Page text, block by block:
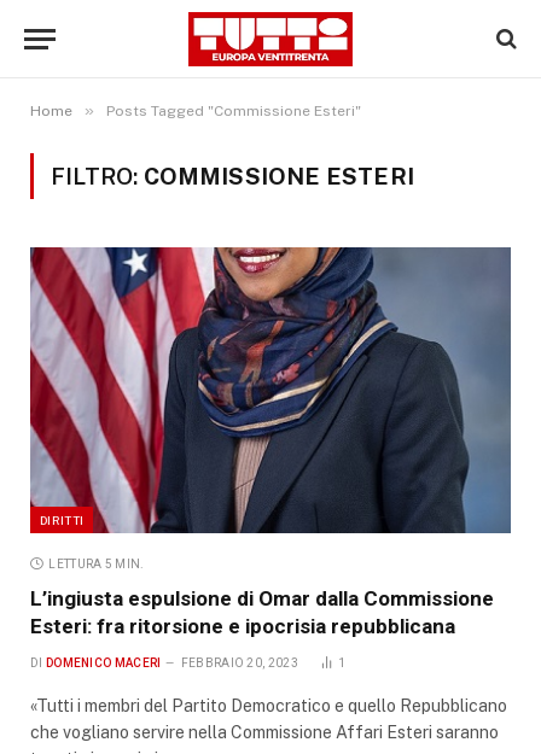
Home » Posts Tagged "Commissione Esteri"
FILTRO: COMMISSIONE ESTERI
DIRITTI
LETTURA 5 MIN.
L’ingiusta espulsione di Omar dalla Commissione
Esteri: fra ritorsione e ipocrisia repubblicana
DI DOMENICO MACERI FEBBRAIO 20, 2023 1
«Tutti i membri del Partito Democratico e quello Repubblicano
che vogliano servire nella Commissione Affari Esteri saranno